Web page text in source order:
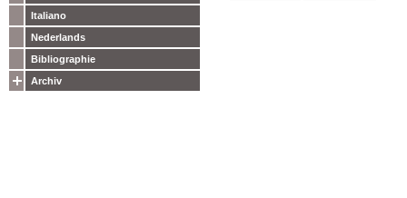
Italiano
Nederlands
Bibliographie
Archiv